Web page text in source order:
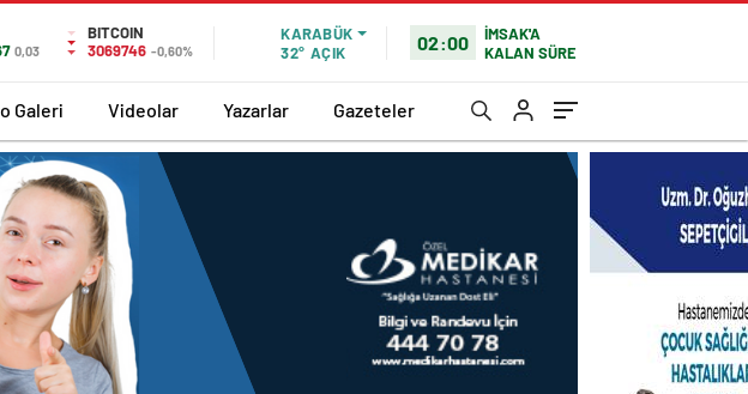
0,03
BITCOIN
3069746 -0,60%
KARABÜK
32° AÇIK 02:00
İMSAK'A
KALAN SÜRE
Galeri Videolar Yazarlar Gazeteler